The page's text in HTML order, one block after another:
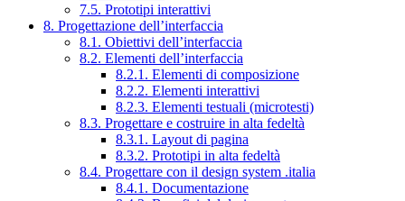
7.5. Prototipi interattivi
8. Progettazione dell’interfaccia
8.1. Obiettivi dell’interfaccia
8.2. Elementi dell’interfaccia
8.2.1. Elementi di composizione
8.2.2. Elementi interattivi
8.2.3. Elementi testuali (microtesti)
8.3. Progettare e costruire in alta fedeltà
8.3.1. Layout di pagina
8.3.2. Prototipi in alta fedeltà
8.4. Progettare con il design system .italia
8.4.1. Documentazione